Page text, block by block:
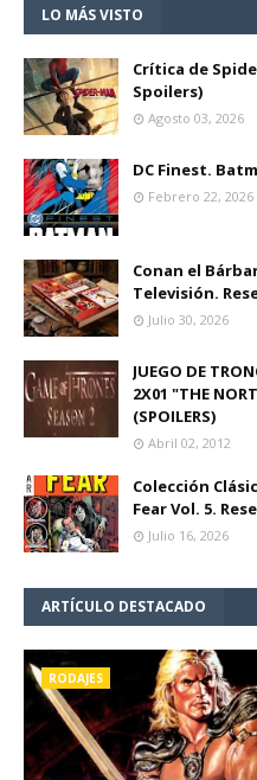
LO MÁS VISTO
Crítica de
Spoilers)
Agosto 03, 2026
DC Finest.
Febrero 22, 2026
Conan el
Televisión.
Julio 30, 2026
JUEGO DE
2X01 "THE
(SPOILERS)
Abril 02, 2012
Colección
Fear Vol. 5.
Julio 16, 2026
ARTÍCULO DESTACADO
RODAJES